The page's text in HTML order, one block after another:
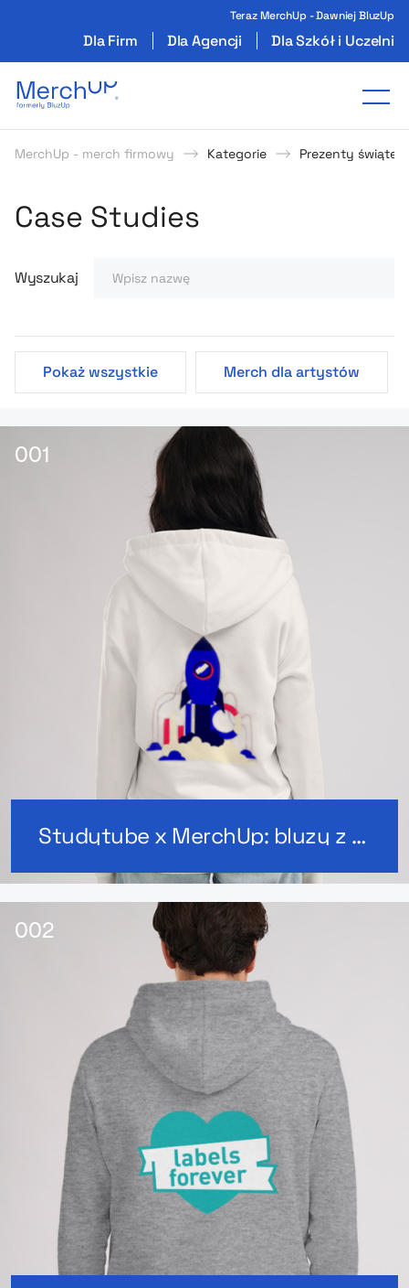
Teraz MerchUp - Dawniej BluzUp
Dla Firm Dla Agencji Dla Szkół i Uczelni
Odzież reklamowa z nadrukiem i gadżety
MerchUp - merch firmowy Kategorie Prezenty
Strategie i Pomysły
Poczytaj o produktach
Case Studies
Wyszukaj
Pokaż wszystkie Merch dla artystów
Studytube x MerchUp: bluzy z nadrukiem